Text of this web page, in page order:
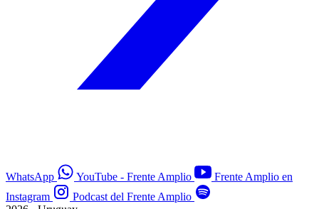
WhatsApp YouTube - Frente Amplio
Frente Amplio en
Instagram
Podcast del Frente Amplio